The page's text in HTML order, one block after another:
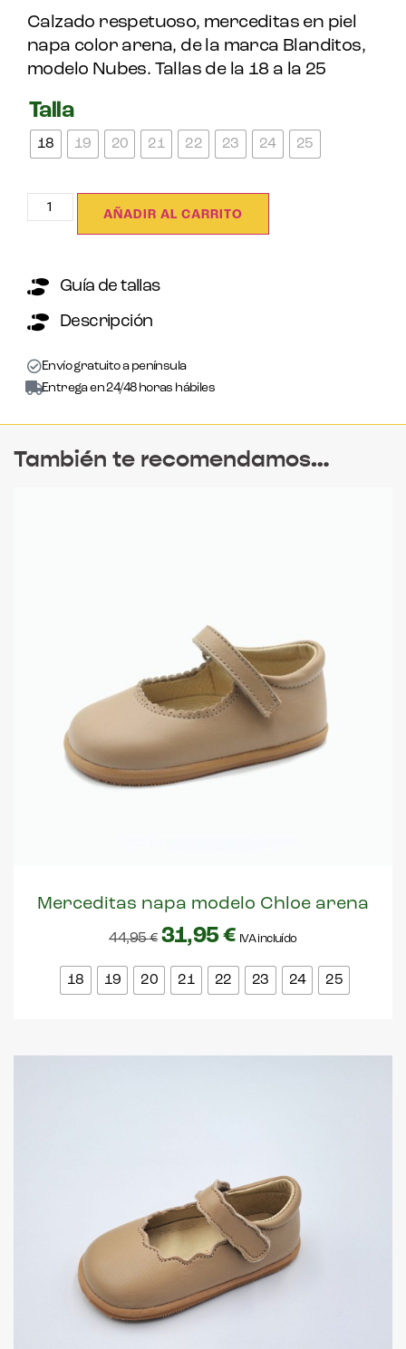
Calzado respetuoso, merceditas en piel
napa color arena, de la marca Blanditos,
modelo Nubes. Tallas de la 18 a la 25
Talla
18 19 20 21 22 23 24 25
AÑADIR AL CARRITO
Guía de tallas
Descripción
Envío gratuito a península
Entrega en 24/48 horas hábiles
También te recomendamos…
Merceditas napa modelo Chloe arena
44,95€ 31,95€ IVA incluído
18 19 20 21 22 23 24 25